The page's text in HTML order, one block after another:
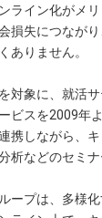
ライン化がメ
損失につなが
ありません。
対象に、就活
ビスを2009年
携しながら、
析などのセミ
ープは、多様